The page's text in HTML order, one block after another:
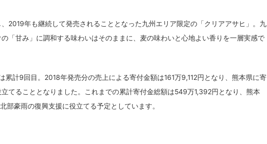
2019年も継続して発売されることとなった九州エリア限定の「クリアアサヒ」。九
「甘み」に調和する味わいはそのままに、麦の味わいと心地よい香りを一層実感で
累計9回目。2018年発売分の売上による寄付金額は161万9,112円となり、熊本県に寄
てることとなりました。これまでの累計寄付金総額は549万1,392円となり、熊本
豪雨の復興支援に役立てる予定としています。